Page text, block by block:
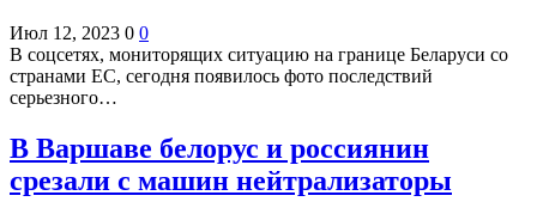
Июл 12, 2023 0 0
В соцсетях, мониторящих ситуацию на границе Беларуси со
странами ЕС, сегодня появилось фото последствий
серьезного…
В Варшаве белорус и россиянин
срезали с машин нейтрализаторы